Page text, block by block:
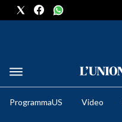
METEO
ProgrammaUS Video